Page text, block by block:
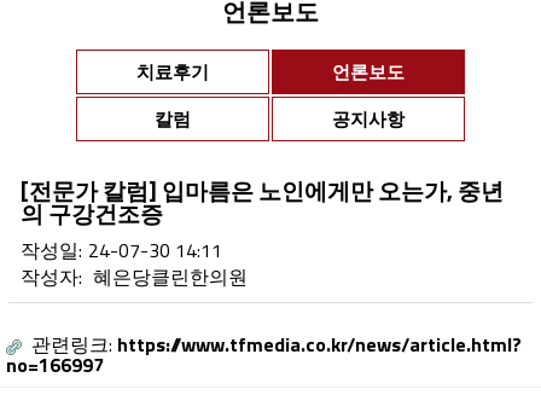
언론보도
치료후기
언론보도
칼럼
공지사항
[전문가 칼럼] 입마름은 노인에게만 오는가, 중년
의 구강건조증
작성일: 24-07-30 14:11
작성자: 혜은당클린한의원
관련링크: https://www.tfmedia.co.kr/news/article.html?
no=166997